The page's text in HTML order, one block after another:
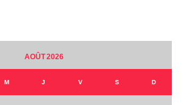
AOÛT 2026
M J V S D